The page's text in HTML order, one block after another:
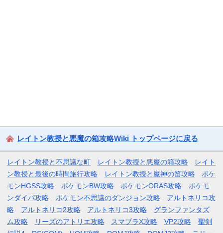
レイトン教授と悪魔の箱攻略Wiki トップページに戻る
レイトン教授と不思議な町 レイトン教授と悪魔の箱攻略
レイト
ン教授と最後の時間旅行攻略
レイトン教授と魔神の笛攻略
ポケ
モンHGSS攻略
ポケモンBW攻略 ポケモンORAS攻略
ポケモ
ンダイパ攻略
ポケモン不思議のダンジョン攻略
アルトネリコ攻
略
アルトネリコ2攻略 アルトネリコ3攻略
グランファンタズ
ム攻略
リーズのアトリエ攻略 スマブラX攻略 VP2攻略
聖剣